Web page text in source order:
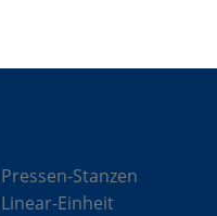
Pressen-Stanzen
Linear-Einheit